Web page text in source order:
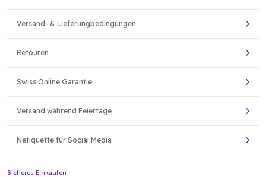
Versand- & Lieferungbedingungen
Retouren
Swiss Online Garantie
Versand während Feiertage
Netiquette für Social Media
Sicheres Einkaufen